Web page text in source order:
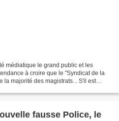
médiatique le grand public et les
à croire que le "Syndicat de la
la majorité des magistrats... S'il est
fausse Police, le